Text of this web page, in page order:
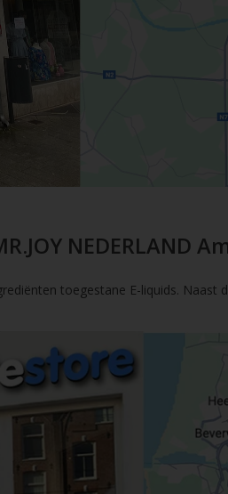
NEDERLAND
toegestane E-liquids.